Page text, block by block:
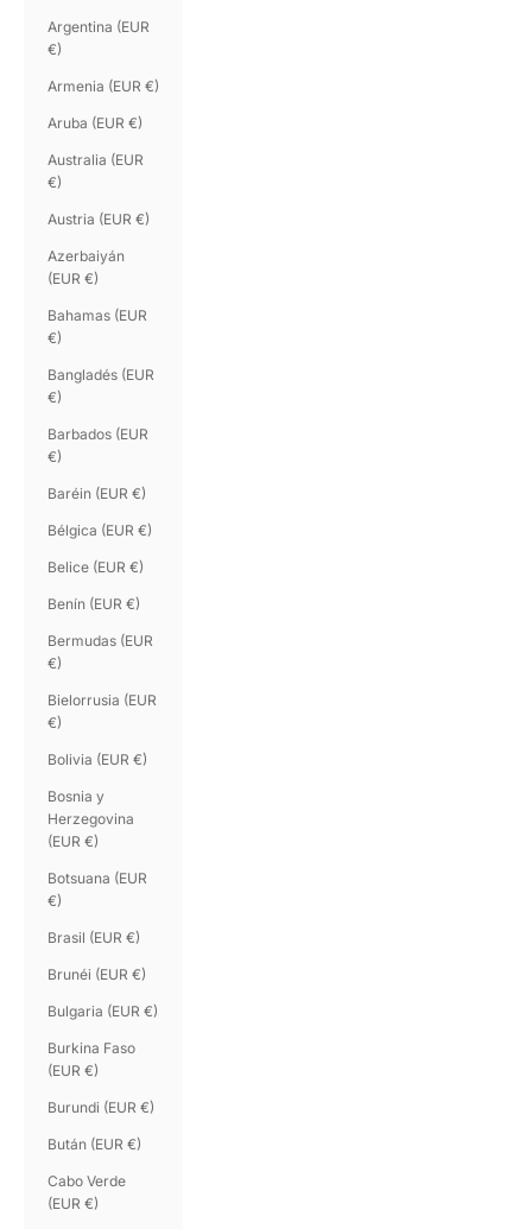
Argentina (EUR
€)
Armenia (EUR €)
Aruba (EUR €)
Australia (EUR
€)
Austria (EUR €)
Azerbaiyán
(EUR €)
Bahamas (EUR
€)
Bangladés (EUR
€)
Barbados (EUR
€)
Baréin (EUR €)
Bélgica (EUR €)
Belice (EUR €)
Benín (EUR €)
Bermudas (EUR
€)
Bielorrusia (EUR
€)
Bolivia (EUR €)
Bosnia y
Herzegovina
(EUR €)
Botsuana (EUR
€)
Brasil (EUR €)
Brunéi (EUR €)
Bulgaria (EUR €)
Burkina Faso
(EUR €)
Burundi (EUR €)
Bután (EUR €)
Cabo Verde
(EUR €)